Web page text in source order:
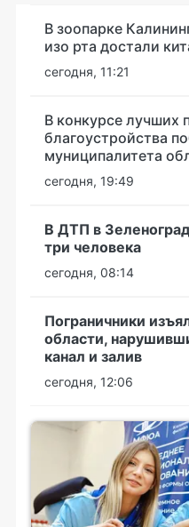
В зоопарке
изо рта достали
сегодня, 11:21
В конкурсе лучших
благоустройства
муниципалитета
сегодня, 19:49
В ДТП в
три человека
сегодня, 08:14
Пограничники
области,
канал и залив
сегодня, 12:06